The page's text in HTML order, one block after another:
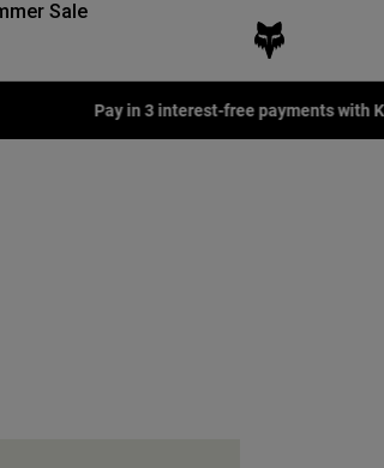
Sale
Pay in 3 interest-free payments with